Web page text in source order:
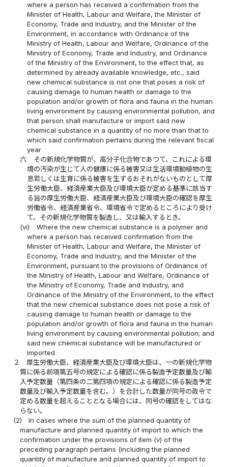
where a person has received a confirmation from the
Minister of Health, Labour and Welfare, the Minister of
Economy, Trade and Industry, and the Minister of the
Environment, in accordance with Ordinance of the
Ministry of Health, Labour and Welfare, Ordinance of the
Ministry of Economy, Trade and Industry, and Ordinance
of the Ministry of the Environment, to the effect that, as
determined by already available knowledge, etc., said
new chemical substance is not one that poses a risk of
causing damage to human health or damage to the
population and/or growth of flora and fauna in the human
living environment by causing environmental pollution, and
that person shall manufacture or import said new
chemical substance in a quantity of no more than that to
which said confirmation pertains during the relevant fiscal
year
六
その新規化学物質が、高分子化合物であつて、これによる環
境の汚染が生じて人の健康に係る被害又は生活環境動植物の生
息若しくは生育に係る被害を生ずるおそれがないものとして厚
生労働大臣、経済産業大臣及び環境大臣が定める基準に該当す
る旨の厚生労働大臣、経済産業大臣及び環境大臣の確認を厚生
労働省令、経済産業省令、環境省令で定めるところにより受け
て、その新規化学物質を製造し、又は輸入するとき。
(vi)
Where the new chemical substance is a polymer and
where a person has received confirmation from the
Minister of Health, Labour and Welfare, the Minister of
Economy, Trade and Industry, and the Minister of the
Environment, pursuant to the provisions of Ordinance of
the Ministry of Health, Labour and Welfare, Ordinance of
the Ministry of Economy, Trade and Industry, and
Ordinance of the Ministry of the Environment, to the effect
that the new chemical substance does not pose a risk of
causing damage to human health or damage to the
population and/or growth of flora and fauna in the human
living environment by causing environmental pollution; and
said new chemical substance will be manufactured or
imported
２
厚生労働大臣、経済産業大臣及び環境大臣は、一の新規化学物
質に係る前項第五号の規定による確認に係る製造予定数量及び輸
入予定数量（第四条の二第四項の規定による確認に係る製造予定
数量及び輸入予定数量を含む。）を合計した数量が同号の政令で
定める数量を超えることとなる場合には、同号の確認をしてはな
らない。
(2)
In cases where the sum of the planned quantity of
manufacture and planned quantity of import to which the
confirmation under the provisions of item (v) of the
preceding paragraph pertains (including the planned
quantity of manufacture and planned quantity of import to